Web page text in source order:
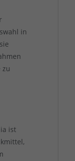
in
zu
ist